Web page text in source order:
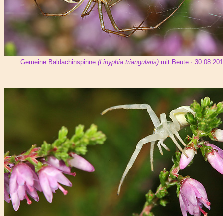
Gemeine Baldachinspinne (Linyphia triangularis) mit Beute ·